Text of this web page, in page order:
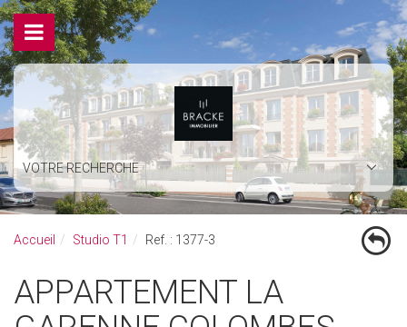
VOTRE RECHERCHE
Accueil Studio T1 Ref. : 1377-3
APPARTEMENT LA